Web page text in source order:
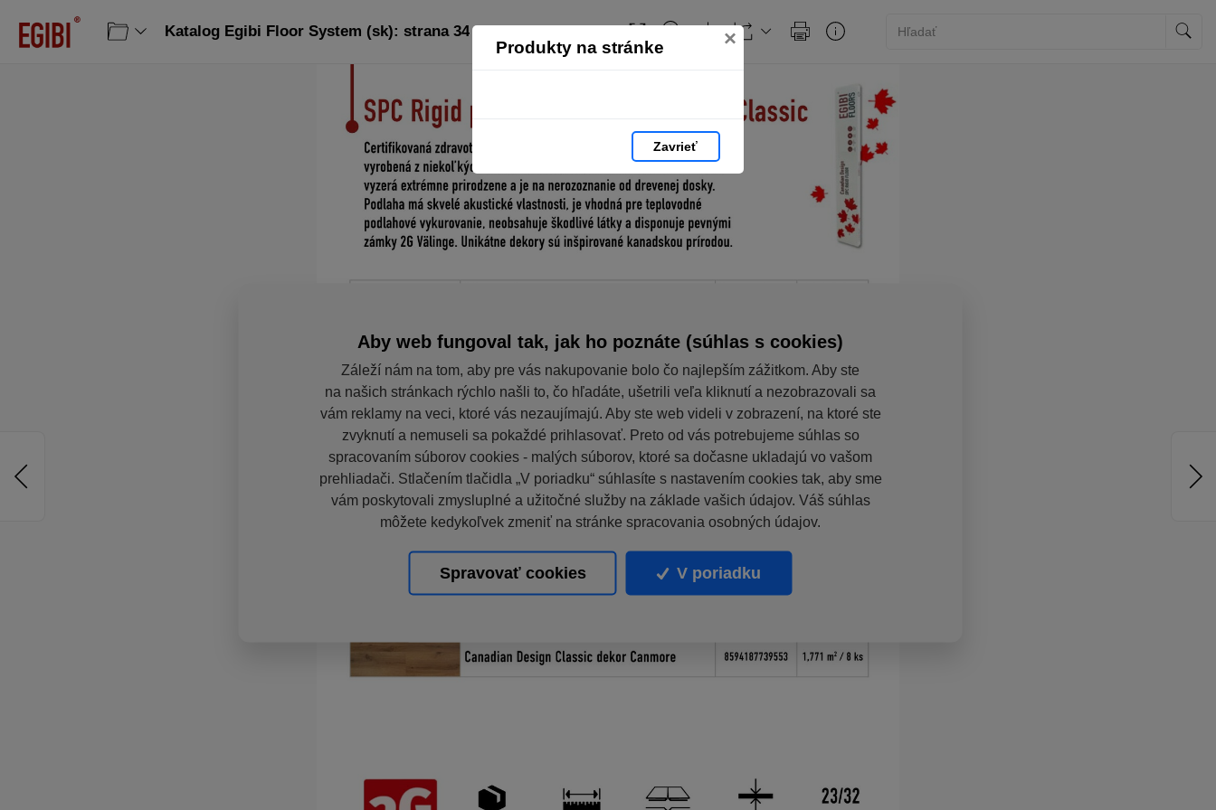
Produkty na stránke ×
Zavrieť
Katalog Egibi Floor System (sk): strana 34
Aby web fungoval tak, jak ho poznáte (súhlas s cookies)
Záleží nám na tom, aby pre vás nakupovanie bolo čo najlepším zážitkom. Aby ste
na našich stránkach rýchlo našli to, čo hľadáte, ušetrili veľa kliknutí a nezobrazovali sa
vám reklamy na veci, ktoré vás nezaujímajú. Aby ste web videli v zobrazení, na ktoré ste
zvyknutí a nemuseli sa pokaždé prihlasovať. Preto od vás potrebujeme súhlas so
spracovaním súborov cookies - malých súborov, ktoré sa dočasne ukladajú vo vašom
prehliadači. Stlačením tlačidla „V poriadku“ súhlasíte s nastavením cookies tak, aby sme
vám poskytovali zmysluplné a užitočné služby na základe vašich údajov. Váš súhlas
môžete kedykoľvek zmeniť na stránke spracovania osobných údajov.
Spravovať cookies V poriadku